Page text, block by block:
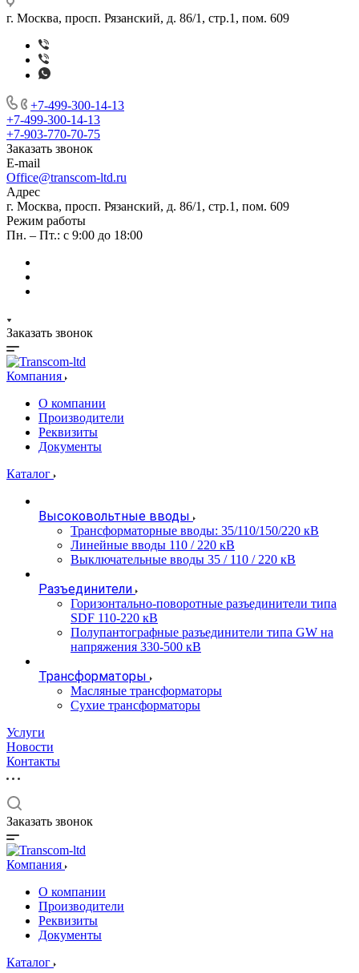
г. Москва, просп. Рязанский, д. 86/1, стр.1, пом. 609
+7-499-300-14-13
+7-499-300-14-13
+7-903-770-70-75
Заказать звонок
E-mail
Office@transcom-ltd.ru
Адрес
г. Москва, просп. Рязанский, д. 86/1, стр.1, пом. 609
Режим работы
Пн. – Пт.: с 9:00 до 18:00
Заказать звонок
Компания
О компании
Производители
Реквизиты
Документы
Каталог
Высоковольтные вводы
Трансформаторные вводы: 35/110/150/220 кВ
Линейные вводы 110 / 220 кВ
Выключательные вводы 35 / 110 / 220 кВ
Разъединители
Горизонтально-поворотные разъединители типа
SDF 110-220 кВ
Полупантографные разъединители типа GW на
напряжения 330-500 кВ
Трансформаторы
Масляные трансформаторы
Сухие трансформаторы
Услуги
Новости
Контакты
Заказать звонок
Компания
О компании
Производители
Реквизиты
Документы
Каталог